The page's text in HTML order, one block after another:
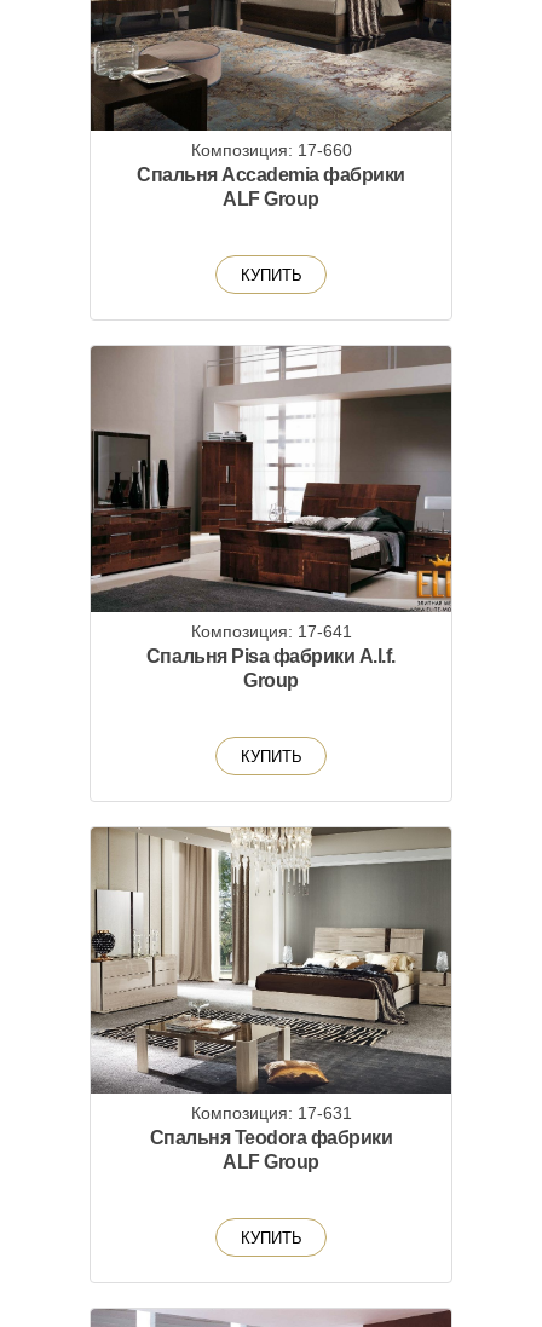
Композиция: 17-660
Спальня Accademia фабрики
ALF Group
КУПИТЬ
Композиция: 17-641
Спальня Pisa фабрики A.l.f.
Group
КУПИТЬ
Композиция: 17-631
Спальня Teodora фабрики
ALF Group
КУПИТЬ